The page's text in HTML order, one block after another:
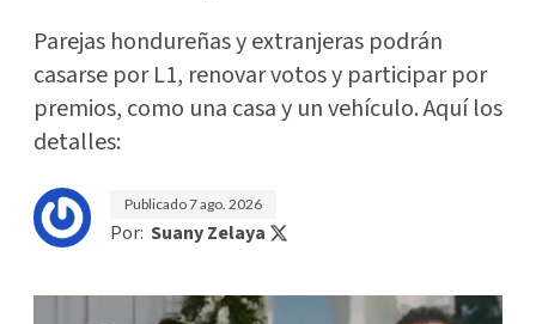
Parejas hondureñas y extranjeras podrán
casarse por L1, renovar votos y participar por
premios, como una casa y un vehículo. Aquí los
detalles:
Publicado7 ago. 2026
Por: Suany Zelaya